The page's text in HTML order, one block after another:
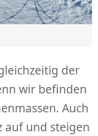
der
wir befinden
Auch
auf und steigen